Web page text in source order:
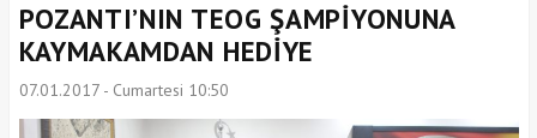
POZANTI’NIN TEOG ŞAMPİYONUNA
KAYMAKAMDAN HEDİYE
07.01.2017 - Cumartesi 10:50